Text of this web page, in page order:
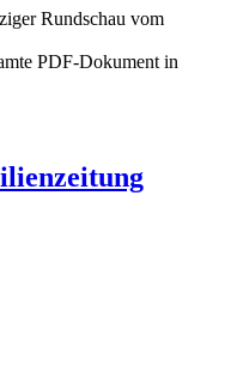
Rundschau vom
PDF-Dokument in